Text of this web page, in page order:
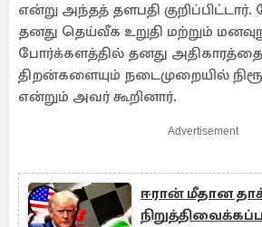
என்று அந்தத் தளபதி குறிப்பிட்டார்.
தனது தெய்வீக உறுதி மற்றும்
போர்க்களத்தில் தனது
திறன்களையும் நடைமுறையில்
என்றும் அவர் கூறினார்.
Advertisement
ஈரான் மீதான